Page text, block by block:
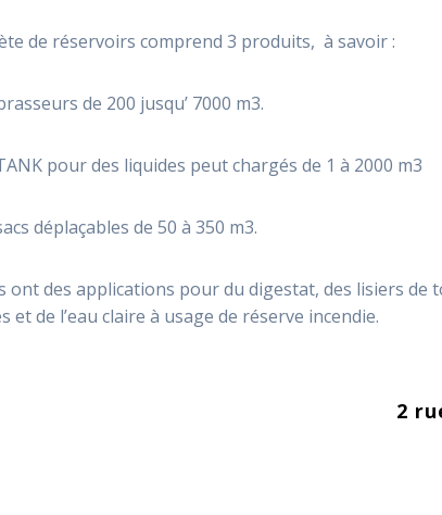
de réservoirs comprend 3 produits, à savoir :
de 200 jusqu’ 7000 m3.
pour des liquides peut chargés de 1 à 2000 m3
déplaçables de 50 à 350 m3.
ont des applications pour du digestat, des lisiers de
et de l’eau claire à usage de réserve incendie.
2